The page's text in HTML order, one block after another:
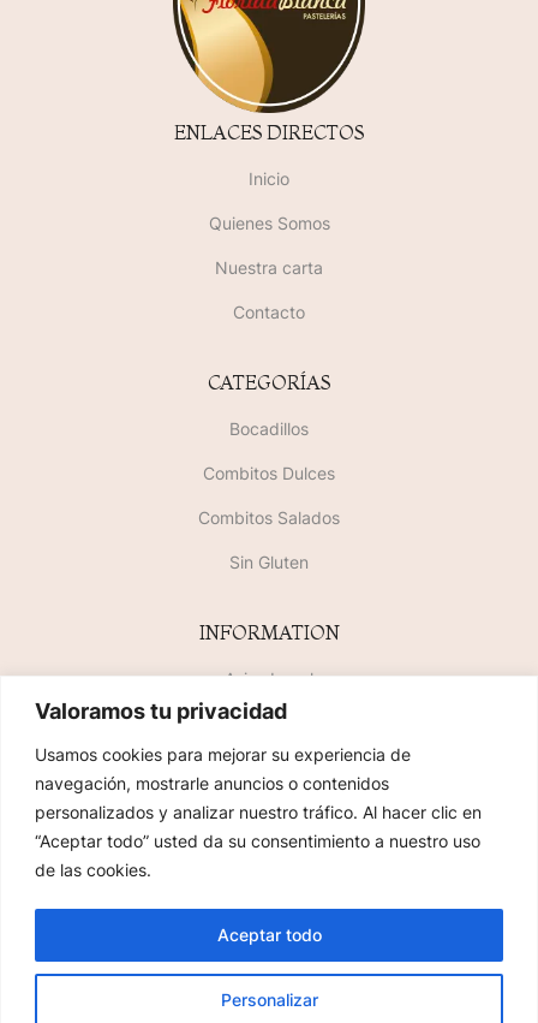
Valoramos tu privacidad
Usamos cookies para mejorar su experiencia de
navegación, mostrarle anuncios o contenidos
personalizados y analizar nuestro tráfico. Al hacer clic en
“Aceptar todo” usted da su consentimiento a nuestro uso
de las cookies.
Personalizar
Aceptar todo
ENLACES DIRECTOS
Inicio
Quienes Somos
Nuestra carta
Contacto
CATEGORÍAS
Bocadillos
Combitos Dulces
Combitos Salados
Sin Gluten
INFORMATION
Aviso Legal
Política de Privacidad
Política de Cookies
SiteMap
2023 COPYRIGHT © FLORIDABLANCA PASLERÍAS. TODOS LOS DERECHOS
RESERVADOS. MAQUETADO PORAVANCE TECNOLÓGICO